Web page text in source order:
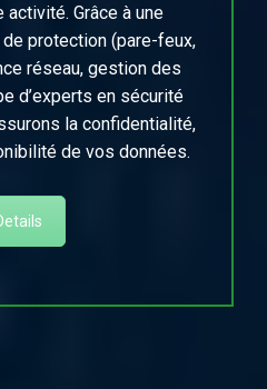
Grâce à une
protection (pare-feux,
réseau, gestion des
d’experts en sécurité
la confidentialité,
de vos données.